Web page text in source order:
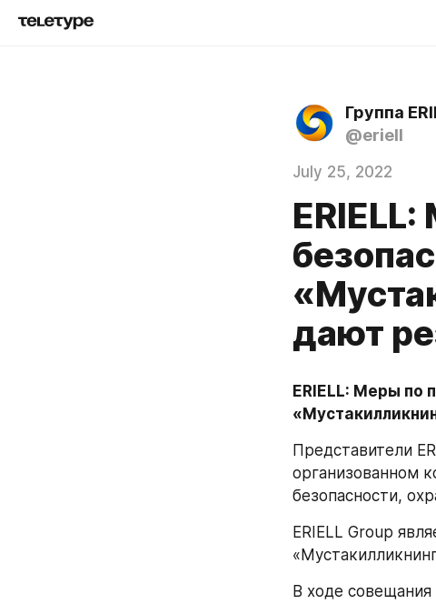
Группа
@eriell
July 25, 2022
дают
ERIELL: Меры по
Представители
организованном
безопасности,
ERIELL Group
В ходе